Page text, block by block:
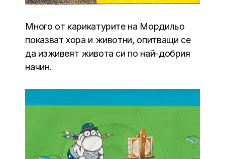
Много от карикатурите на Мордильо
показват хора и животни, опитващи се
да изживеят живота си по най-добрия
начин.